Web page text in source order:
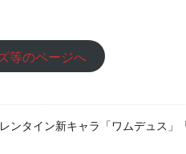
等のページへ
ンタイン新キャラ「ワムデュス